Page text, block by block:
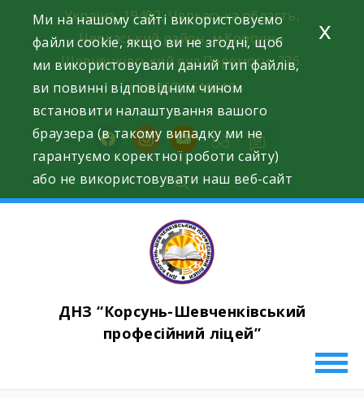
content
Україна, 19402, Черкаська область,
Черкаський район, м.Корсунь-
Шевченківський вул.Перемоги, 226.
+38(067)7619618
facebookinstagram
youtube
ДНЗ “Корсунь-Шевченківський
професійний ліцей”
Ми на нашому сайті використовуємо
файли cookie, якщо ви не згодні, щоб
ми використовували даний тип файлів,
ви повинні відповідним чином
встановити налаштування вашого
браузера (в такому випадку ми не
гарантуємо коректної роботи сайту)
або не використовувати наш веб-сайт
x